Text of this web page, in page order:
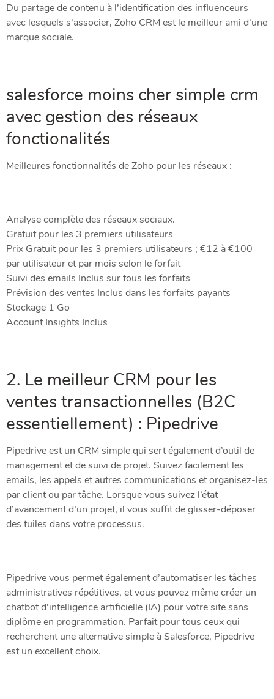
Du partage de contenu à l’identification des influenceurs
avec lesquels s’associer, Zoho CRM est le meilleur ami d’une
marque sociale.
salesforce moins cher simple crm
avec gestion des réseaux
fonctionalités
Meilleures fonctionnalités de Zoho pour les réseaux :
Analyse complète des réseaux sociaux.
Gratuit pour les 3 premiers utilisateurs
Prix Gratuit pour les 3 premiers utilisateurs ; €12 à €100
par utilisateur et par mois selon le forfait
Suivi des emails Inclus sur tous les forfaits
Prévision des ventes Inclus dans les forfaits payants
Stockage 1 Go
Account Insights Inclus
2. Le meilleur CRM pour les
ventes transactionnelles (B2C
essentiellement) : Pipedrive
Pipedrive est un CRM simple qui sert également d’outil de
management et de suivi de projet. Suivez facilement les
emails, les appels et autres communications et organisez-les
par client ou par tâche. Lorsque vous suivez l’état
d’avancement d’un projet, il vous suffit de glisser-déposer
des tuiles dans votre processus.
Pipedrive vous permet également d’automatiser les tâches
administratives répétitives, et vous pouvez même créer un
chatbot d’intelligence artificielle (IA) pour votre site sans
diplôme en programmation. Parfait pour tous ceux qui
recherchent une alternative simple à Salesforce, Pipedrive
est un excellent choix.